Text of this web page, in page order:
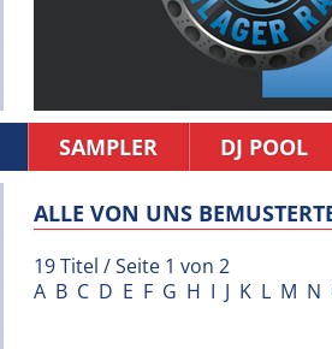
SAMPLER DJ POOL
ALLE VON UNS
19 Titel / Seite 1 von 2
A B C D E F G H I J K L M N